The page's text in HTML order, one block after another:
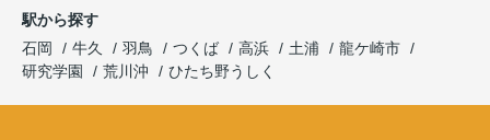
駅から探す
石岡
牛久 羽鳥 つくば 高浜 土浦
龍ケ崎市
研究学園
荒川沖 ひたち野うしく